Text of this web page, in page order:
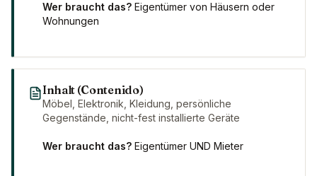
Wer braucht das? Eigentümer von Häusern oder
Wohnungen
Inhalt (Contenido)
Möbel, Elektronik, Kleidung, persönliche
Gegenstände, nicht-fest installierte Geräte
Wer braucht das? Eigentümer UND Mieter